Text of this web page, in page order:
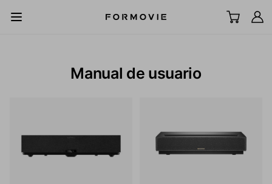
Pantalla
Manual de usuario